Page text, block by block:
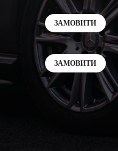
ЗАМОВИТИ
ЗАМОВИТИ